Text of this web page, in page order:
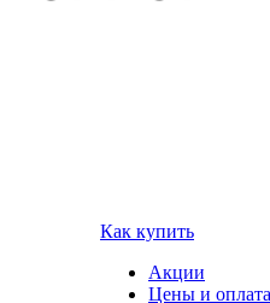
Как купить
Акции
Цены и оплата